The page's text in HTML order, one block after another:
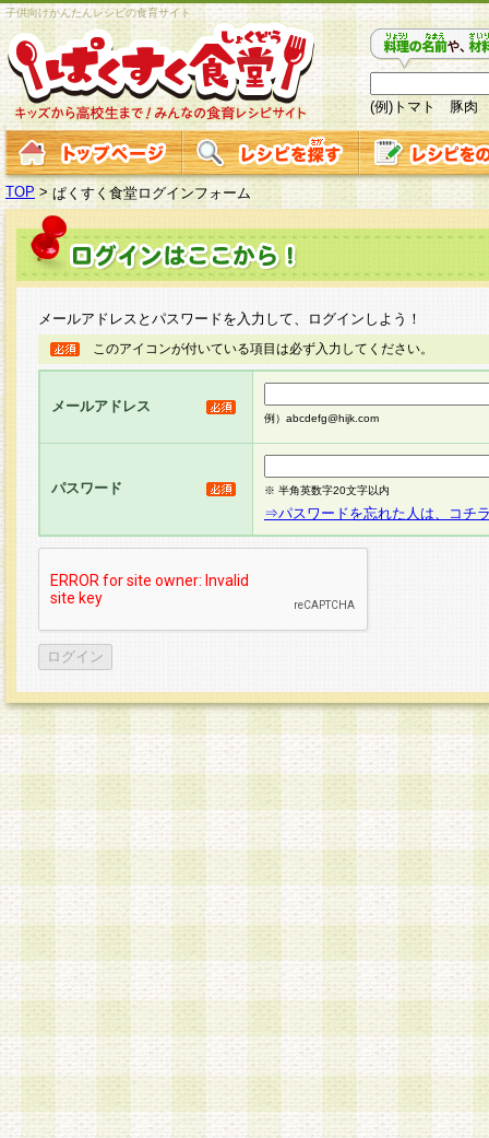
子供向けかんたんレシピの食育サイト
(例)トマト 豚肉
TOP > ぱくすく食堂ログインフォーム
メールアドレスとパスワードを入力して、ログインしよう！
このアイコンが付いている項目は必ず入力してください。
メールアドレス
例）abcdefg@hijk.com
パスワード ※ 半角英数字20文字以内
⇒パスワードを忘れた人は、コチ